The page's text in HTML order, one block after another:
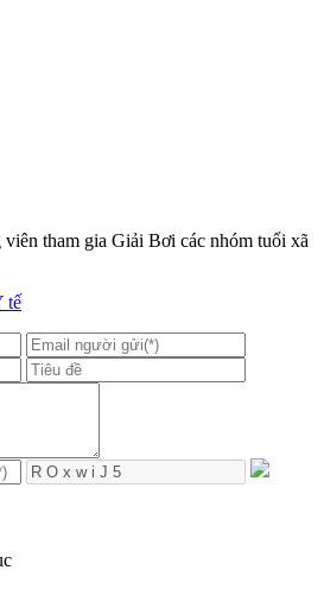
tham gia Giải Bơi các nhóm tuổi xã
tế